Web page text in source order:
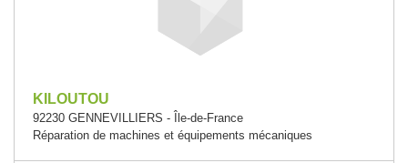
KILOUTOU
92230 GENNEVILLIERS - Île-de-France
Réparation de machines et équipements mécaniques